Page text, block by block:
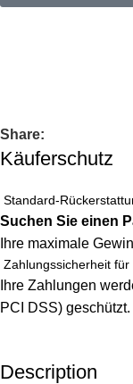
Share:
Käuferschutz
Standard-
Suchen Sie einen
Ihre maximale
Zahlungssicherheit
Ihre Zahlungen
PCI DSS) geschützt.
Unbeatable offers
Description